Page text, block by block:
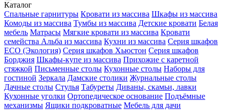
Каталог
Спальные гарнитуры Кровати из массива Шкафы из массива
Комоды из массива Тумбы из массива Детские кровати Белая
мебель Матрасы Мягкие кровати из массива Кровати
семейства Альба из массива Кухни из массива Серия шкафов
ECO (Экология) Серия шкафов Хьюстон Серия шкафов
Борджия Шкафы-купе из массива Прихожие с каретной
стяжкой Письменные столы Кухонные столы Наборы для
гостиной Зеркала Дамские столики Журнальные столы
Дачные столы Стулья Табуреты Диваны, скамьи, лавки
Кухонные уголки Ортопедическое основание Подъёмные
механизмы Ящики подкроватные Мебель для дачи